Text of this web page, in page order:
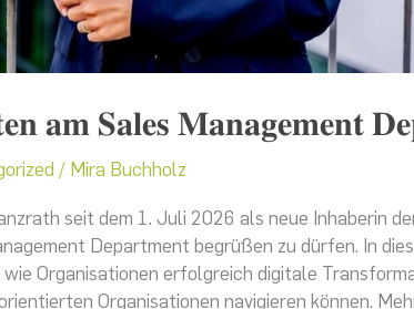
𝐚𝐦 𝐒𝐚𝐥𝐞𝐬 𝐌𝐚𝐧𝐚𝐠𝐞𝐦𝐞𝐧𝐭
/ Mira Buchholz
seit dem 1. Juli 2026 als neue Inhaberin
Department begrüßen zu dürfen. In
Organisationen erfolgreich digitale
Organisationen navigieren können.